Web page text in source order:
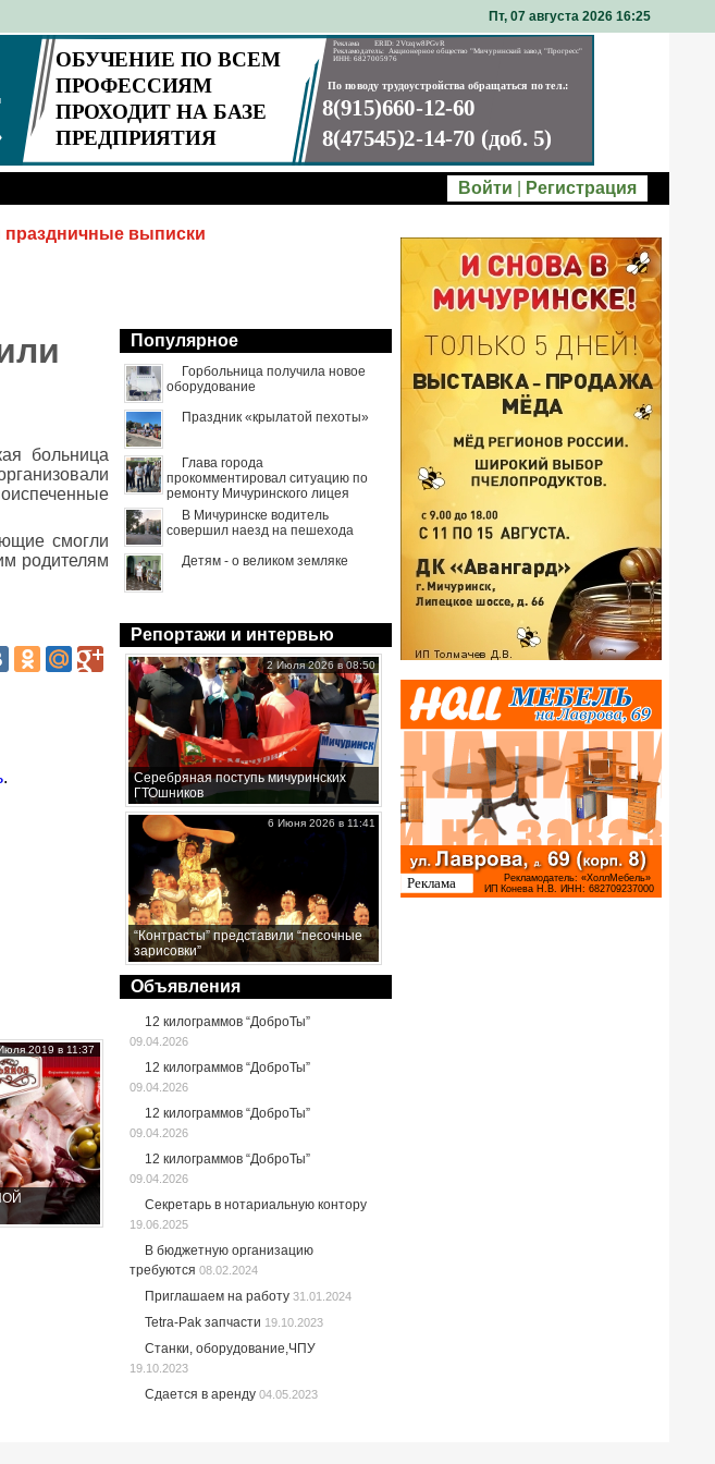
Пт, 07 августа 2026 16 25
Войти Регистрация
праздничные выписки
больница
смогли
родителям
.
2019 в 11:37
Популярное
Горбольница получила новое
оборудование
Праздник «крылатой пехоты»
Глава города
прокомментировал ситуацию по
ремонту Мичуринского лицея
В Мичуринске водитель
совершил наезд на пешехода
Детям - о великом земляке
Репортажи и интервью
Серебряная поступь мичуринских
ГТОшников
2 Июля 2026 в 08:50
“Контрасты” представили “песочные
зарисовки”
6 Июня 2026 в 11:41
Объявления
12 килограммов “ДоброТы”
09.04.2026
12 килограммов “ДоброТы”
09.04.2026
12 килограммов “ДоброТы”
09.04.2026
12 килограммов “ДоброТы”
09.04.2026
Секретарь в нотариальную контору
19.06.2025
В бюджетную организацию
требуются 08.02.2024
Приглашаем на работу 31.01.2024
Tetra-Pak запчасти 19.10.2023
Станки, оборудование,ЧПУ
19.10.2023
Сдается в аренду 04.05.2023